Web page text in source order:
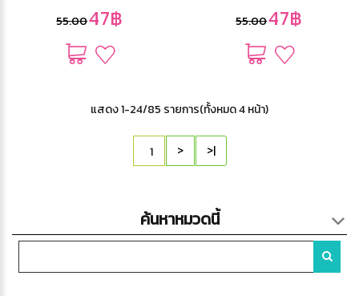
55.0047฿ 55.0047฿
แสดง 1-24/85 รายการ(ทั้งหมด 4 หน้า)
> >|
ค้นหาหมวดนี้